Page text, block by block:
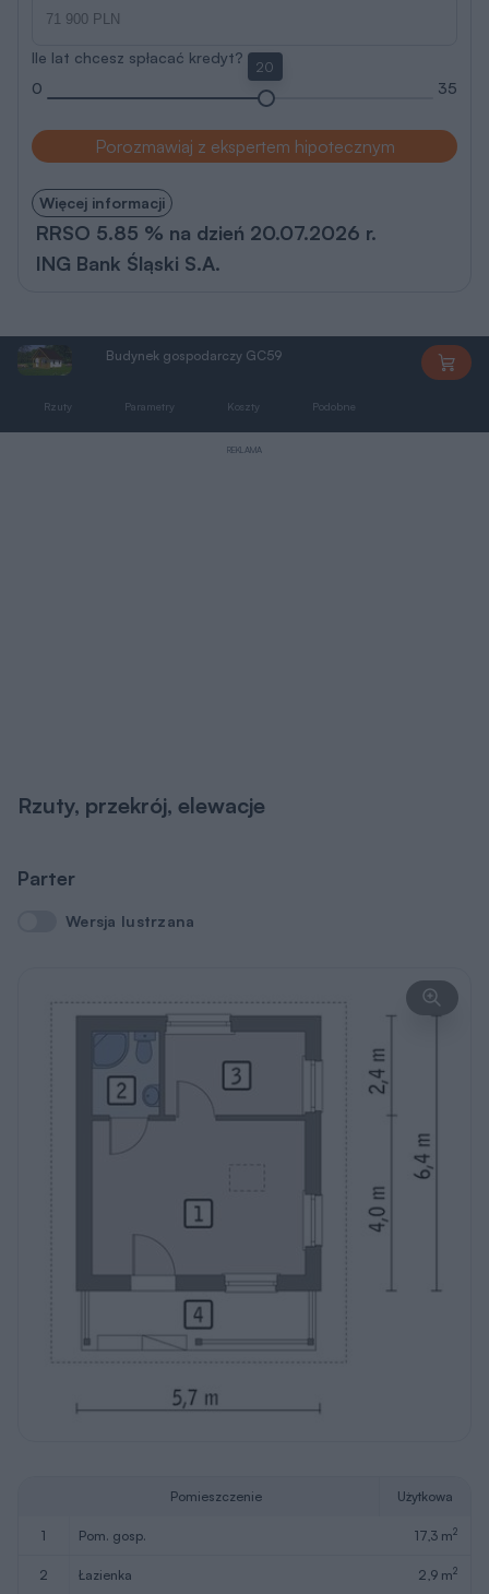
Ile lat chcesz spłacać kredyt?
0
20
35
Porozmawiaj z ekspertem hipotecznym
Więcej informacji
RRSO 5.85 % na dzień 20.07.2026 r.
ING Bank Śląski S.A.
Budynek gospodarczy GC59
Rzuty Parametry Koszty Podobne
REKLAMA
Rzuty, przekrój, elewacje
Parter
Wersja lustrzana
Wersja lustrzana
Pomieszczenie Użytkowa
1 pom. gosp. 17,3 m2
2 łazienka 2,9 m2